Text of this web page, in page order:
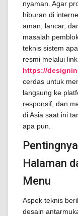
nyaman. Agar
hiburan di
aman, lancar,
masalah
teknis sistem
resmi melalui
https://
cerdas untuk
langsung ke
responsif, dan
di Asia saat ini
apa pun.
Halaman
Menu
Aspek teknis
desain